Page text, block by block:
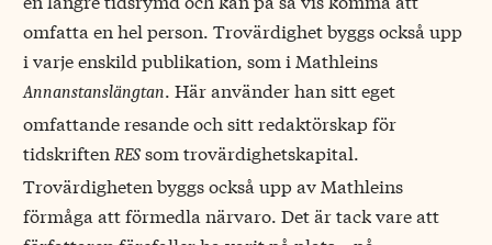
omfatta en hel person. Trovärdighet byggs också upp
i varje enskild publikation, som i Mathleins
Annanstanslängtan . Här använder han sitt eget
omfattande resande och sitt redaktörskap för
tidskriften RESsom trovärdighetskapital.
Trovärdigheten byggs också upp av Mathleins
förmåga att förmedla närvaro. Det är tack vare att